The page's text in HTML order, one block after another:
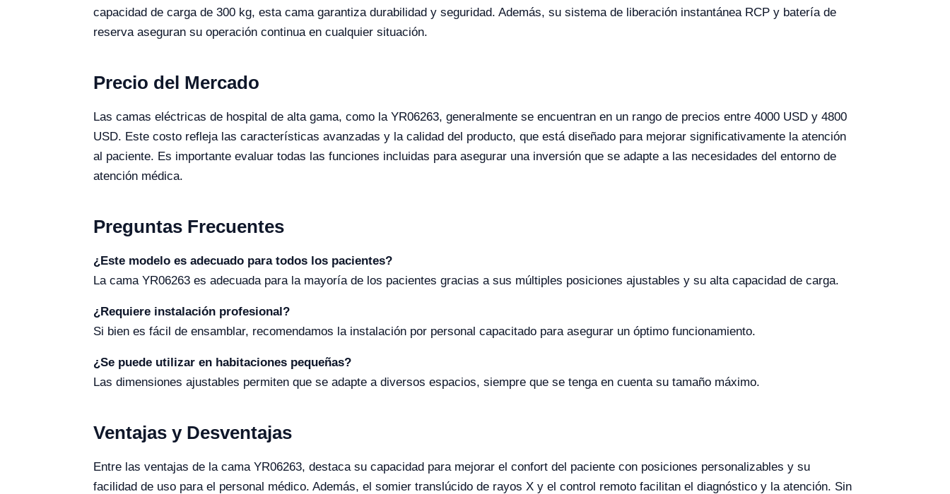
capacidad de carga de 300 kg, esta cama garantiza durabilidad y seguridad. Además, su sistema de liberación instantánea RCP y batería de
reserva aseguran su operación continua en cualquier situación.
Precio del Mercado
Las camas eléctricas de hospital de alta gama, como la YR06263, generalmente se encuentran en un rango de precios entre 4000 USD y 4800
USD. Este costo refleja las características avanzadas y la calidad del producto, que está diseñado para mejorar significativamente la atención
al paciente. Es importante evaluar todas las funciones incluidas para asegurar una inversión que se adapte a las necesidades del entorno de
atención médica.
Preguntas Frecuentes
¿Este modelo es adecuado para todos los pacientes?
La cama YR06263 es adecuada para la mayoría de los pacientes gracias a sus múltiples posiciones ajustables y su alta capacidad de carga.
¿Requiere instalación profesional?
Si bien es fácil de ensamblar, recomendamos la instalación por personal capacitado para asegurar un óptimo funcionamiento.
¿Se puede utilizar en habitaciones pequeñas?
Las dimensiones ajustables permiten que se adapte a diversos espacios, siempre que se tenga en cuenta su tamaño máximo.
Ventajas y Desventajas
Entre las ventajas de la cama YR06263, destaca su capacidad para mejorar el confort del paciente con posiciones personalizables y su
facilidad de uso para el personal médico. Además, el somier translúcido de rayos X y el control remoto facilitan el diagnóstico y la atención. Sin